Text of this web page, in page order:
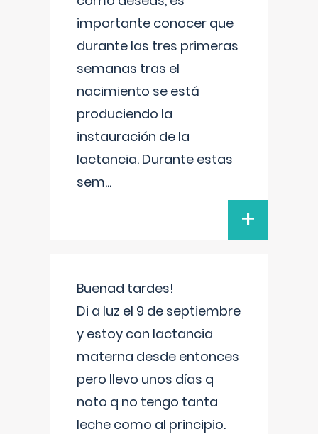
importante conocer que
durante las tres primeras
semanas tras el
nacimiento se está
produciendo la
instauración de la
lactancia. Durante estas
sem...
+
Buenad tardes!
Di a luz el 9 de septiembre
y estoy con lactancia
materna desde entonces
pero llevo unos días q
noto q no tengo tanta
leche como al principio.